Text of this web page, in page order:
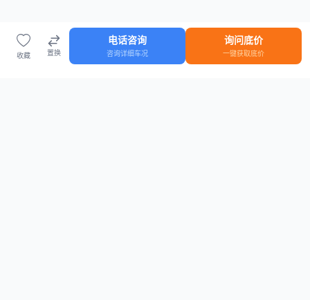
收藏 置换
电话咨询
咨询详细车况
询问底价
一键获取底价
车源 知识 登录